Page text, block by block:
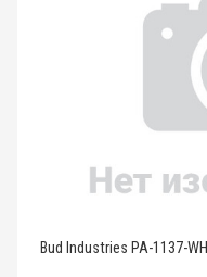
Bud Industries PA-1137-WH